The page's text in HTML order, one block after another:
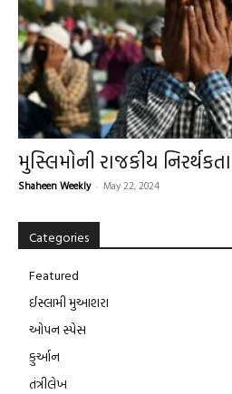
મુસ્લિમોની રાજકીય
Shaheen Weekly - May 22, 2024
Categories
Featured
ઈસ્લામી મુઆશરા
ઓપન સ્પેસ
કુર્આન
તંત્રીલેખ